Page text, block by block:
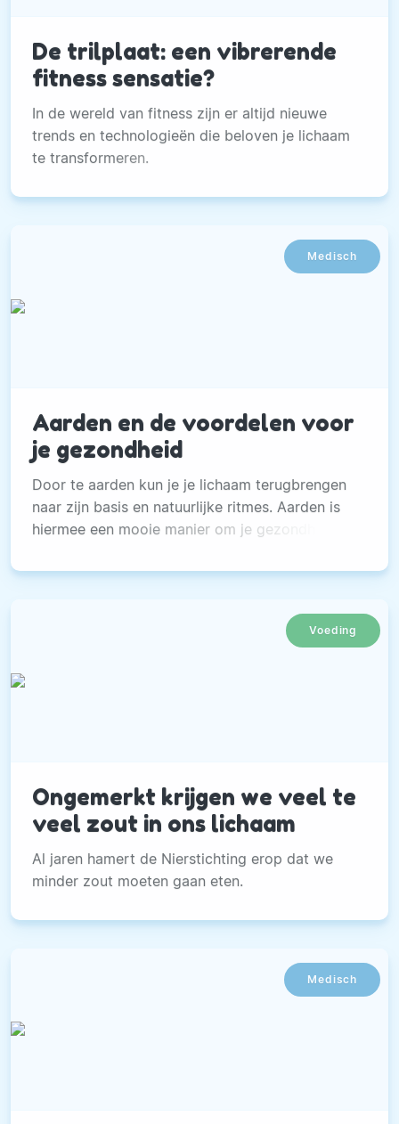
De trilplaat: een vibrerende
fitness sensatie?
In de wereld van fitness zijn er altijd nieuwe
trends en technologieën die beloven je lichaam
te transformeren.
Medisch
Aarden en de voordelen voor
je gezondheid
Door te aarden kun je je lichaam terugbrengen
naar zijn basis en natuurlijke ritmes. Aarden is
hiermee een mooie manier om je gezondheid op
Voeding
Ongemerkt krijgen we veel te
veel zout in ons lichaam
Al jaren hamert de Nierstichting erop dat we
minder zout moeten gaan eten.
Medisch